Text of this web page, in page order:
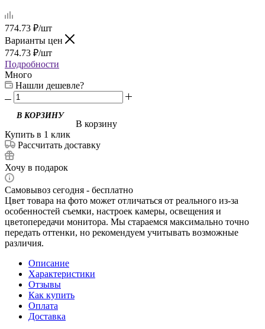
774.73 ₽/шт
Варианты цен
774.73 ₽/шт
Подробности
Много
Нашли дешевле?
В корзину
Купить в 1 клик
Рассчитать доставку
Хочу в подарок
Самовывоз сегодня - бесплатно
Цвет товара на фото может отличаться от реального из-за
особенностей съемки, настроек камеры, освещения и
цветопередачи монитора. Мы стараемся максимально точно
передать оттенки, но рекомендуем учитывать возможные
различия.
Описание
Характеристики
Отзывы
Как купить
Оплата
Доставка